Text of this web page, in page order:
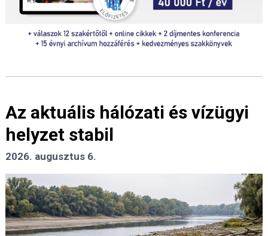
Az aktuális hálózati és vízügyi
helyzet stabil
2026. augusztus 6.